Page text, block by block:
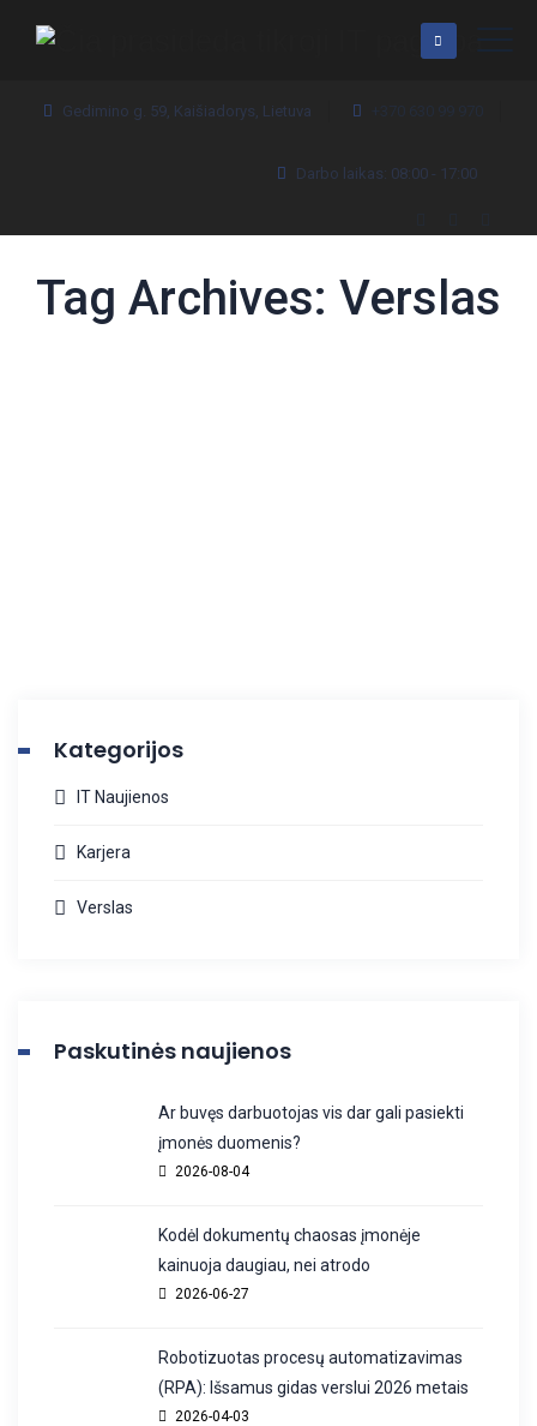
Gedimino g. 59, Kaišiadorys, Lietuva +370 630 99 970
Darbo laikas: 08:00 - 17:00
Tag Archives: Verslas
Kategorijos
IT Naujienos
Karjera
Verslas
Paskutinės naujienos
Ar buvęs darbuotojas vis dar gali pasiekti
įmonės duomenis?
2026-08-04
Kodėl dokumentų chaosas įmonėje
kainuoja daugiau, nei atrodo
2026-06-27
Robotizuotas procesų automatizavimas
(RPA): Išsamus gidas verslui 2026 metais
2026-04-03